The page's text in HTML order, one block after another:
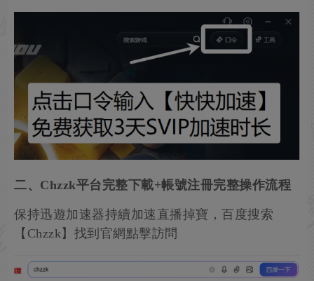
二、Chzzk平台完整下載+帳號注冊完整操作流程
保持迅遊加速器持續加速直播掉寶，百度搜索
【Chzzk】找到官網點擊訪問